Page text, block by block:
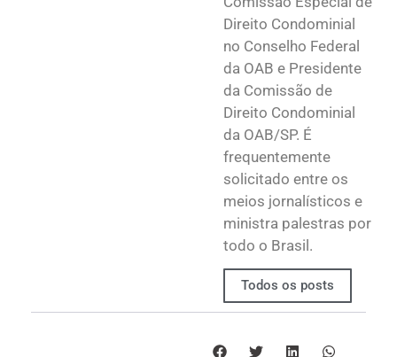
Direito Condominial
no Conselho Federal
da OAB e Presidente
da Comissão de
Direito Condominial
da OAB/SP. É
frequentemente
solicitado entre os
meios jornalísticos e
ministra palestras por
todo o Brasil.
Todos os posts